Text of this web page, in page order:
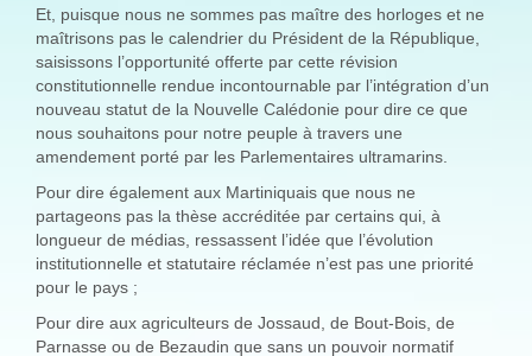
Et, puisque nous ne sommes pas maître des horloges et ne
maîtrisons pas le calendrier du Président de la République,
saisissons l’opportunité offerte par cette révision
constitutionnelle rendue incontournable par l’intégration d’un
nouveau statut de la Nouvelle Calédonie pour dire ce que
nous souhaitons pour notre peuple à travers une
amendement porté par les Parlementaires ultramarins.
Pour dire également aux Martiniquais que nous ne
partageons pas la thèse accréditée par certains qui, à
longueur de médias, ressassent l’idée que l’évolution
institutionnelle et statutaire réclamée n’est pas une priorité
pour le pays ;
Pour dire aux agriculteurs de Jossaud, de Bout-Bois, de
Parnasse ou de Bezaudin que sans un pouvoir normatif